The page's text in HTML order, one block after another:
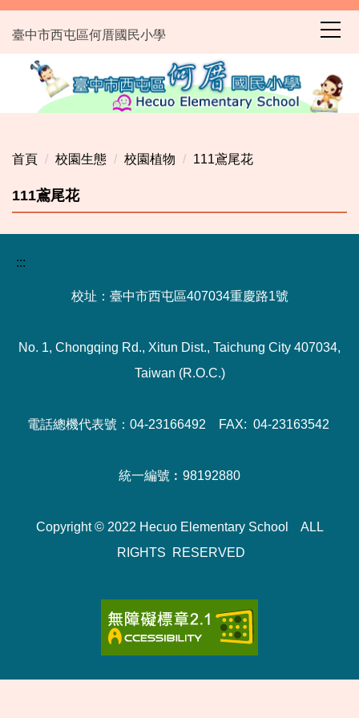
跳
到
主
臺中市西屯區何厝國民小學
首頁 校園生態 校園植物 111鳶尾花
111鳶尾花
:::
校址：臺中市西屯區407034重慶路1號
No. 1, Chongqing Rd., Xitun Dist., Taichung City 407034,
Taiwan (R.O.C.)
電話總機代表號：04-23166492 FAX: 04-23163542
統一編號︰98192880
Copyright © 2022 Hecuo Elementary School ALL
RIGHTS RESERVED